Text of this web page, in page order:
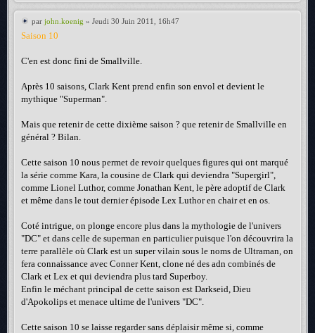
par john.koenig » Jeudi 30 Juin 2011, 16h47
Saison 10
C'en est donc fini de Smallville.
Après 10 saisons, Clark Kent prend enfin son envol et devient le
mythique "Superman".
Mais que retenir de cette dixième saison ? que retenir de Smallville en
général ? Bilan.
Cette saison 10 nous permet de revoir quelques figures qui ont marqué
la série comme Kara, la cousine de Clark qui deviendra "Supergirl",
comme Lionel Luthor, comme Jonathan Kent, le père adoptif de Clark
et même dans le tout dernier épisode Lex Luthor en chair et en os.
Coté intrigue, on plonge encore plus dans la mythologie de l'univers
"DC" et dans celle de superman en particulier puisque l'on découvrira la
terre parallèle où Clark est un super vilain sous le noms de Ultraman, on
fera connaissance avec Conner Kent, clone né des adn combinés de
Clark et Lex et qui deviendra plus tard Superboy.
Enfin le méchant principal de cette saison est Darkseid, Dieu
d'Apokolips et menace ultime de l'univers "DC".
Cette saison 10 se laisse regarder sans déplaisir même si, comme